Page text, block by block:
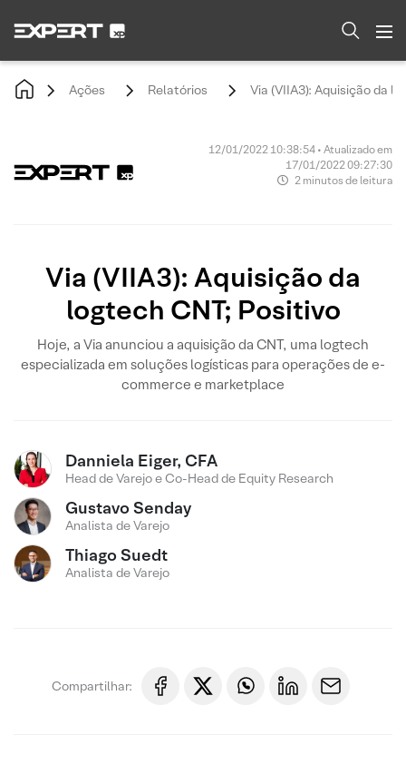
Ações Relatórios Via (VIIA3): Aquisição da
12/01/2022 10:38:54 • Atualizado em
17/01/2022 09:27:30
2 minutos de leitura
Via (VIIA3): Aquisição da
logtech CNT; Positivo
Hoje, a Via anunciou a aquisição da CNT, uma logtech
especializada em soluções logísticas para operações de e-
commerce e marketplace
Danniela Eiger, CFA
Head de Varejo e Co-Head de Equity Research
Gustavo Senday
Analista de Varejo
Thiago Suedt
Analista de Varejo
Compartilhar: